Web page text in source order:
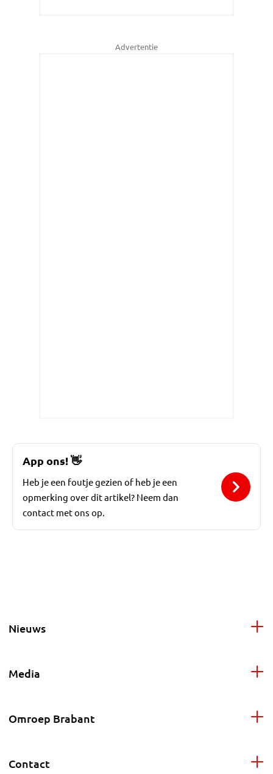
Advertentie
App ons!👋
Heb je een foutje gezien of heb je een
opmerking over dit artikel? Neem dan
contact met ons op.
Nieuws
Media
Omroep Brabant
Contact